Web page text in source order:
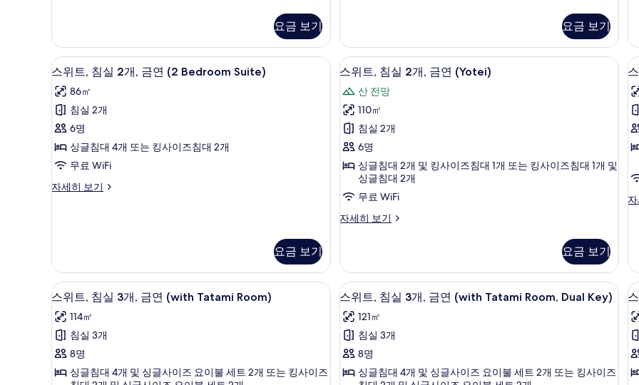
with
Murphy
bed)
사
진
모
두
보
기
실
개,
연
(Suite,
with
Murphy
bed)
자
세
히
요금 보기
Tatami
Room)
사
진
모
두
보
기
실
개,
연
(with
Tatami
Room)
자
세
히
기
요금 보기
실
개,
연
자
히
보
기
스
위
트,
침
실
2
개,
금
Suite)
사
진
모
두
보
기
스위트, 침실 2개, 금연 (2 Bedroom Suite) | 객실 내 금고, 책상, 무료 WiFi, 침대 시트
10
스위트, 침실 2개, 금연 (2 Bedroom Suite)
86㎡
침실 2개
6명
싱글침대 4개 또는 킹사이즈침대 2개
무료 WiFi
자세히 보기
스
개,
금
연
(2
Bedroom
Suite)
자
세
히
보
요금 보기
스
위
트,
침
실
2
개,
금
연
(Yotei)
진
모
두
보
기
위성 채널 시청이 가능한 40인치 스마
17
스위트, 침실 2개, 금연 (Yotei)
산 전망
110㎡
침실 2개
6명
싱글침대 2개 및 킹사이즈침대 1개 또는 킹사이즈침대 1개 및
싱글침대 2개
무료 WiFi
자세히 보기
스
실
개,
연
(Yotei)
자
세
히
요금 보기
스
실
2
모
스
2
개,
금
연
자
세
히
보
기
스
위
트,
침
실
3
전자레인지, 전기 주전자, 토스터, 조리 도구/접시/주방 기구
13
스위트, 침실 3개, 금연 (with Tatami Room)
114㎡
침실 3개
8명
싱글침대 4개 및 싱글사이즈 요이불 세트 2개 또는 킹사이즈
스
위
트,
침
실
3
객실 내 금고, 책상, 무료 WiFi, 침대 시트
14
스위트, 침실 3개, 금연 (with Tatami Room, Dual Key)
121㎡
침실 3개
8명
싱글침대 4개 및 싱글사이즈 요이불 세트 2개 또는 킹사이즈
스
실
3